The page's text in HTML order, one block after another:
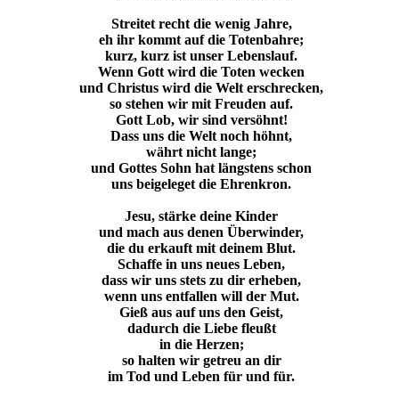
Streitet recht die wenig Jahre,
eh ihr kommt auf die Totenbahre;
kurz, kurz ist unser Lebenslauf.
Wenn Gott wird die Toten wecken
und Christus wird die Welt erschrecken,
so stehen wir mit Freuden auf.
Gott Lob, wir sind versöhnt!
Dass uns die Welt noch höhnt,
währt nicht lange;
und Gottes Sohn hat längstens schon
uns beigeleget die Ehrenkron.
Jesu, stärke deine Kinder
und mach aus denen Überwinder,
die du erkauft mit deinem Blut.
Schaffe in uns neues Leben,
dass wir uns stets zu dir erheben,
wenn uns entfallen will der Mut.
Gieß aus auf uns den Geist,
dadurch die Liebe fleußt
in die Herzen;
so halten wir getreu an dir
im Tod und Leben für und für.